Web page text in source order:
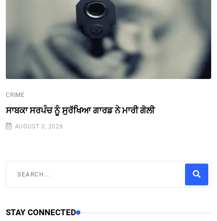
CRIME
ਸਾਬਕਾ ਸਰਪੰਚ ਨੂੰ ਸੁਰੱਖਿਆ ਗਾਰਡ ਨੇ ਮਾਰੀ ਗੋਲੀ
AUGUST 3, 2026
STAY CONNECTED